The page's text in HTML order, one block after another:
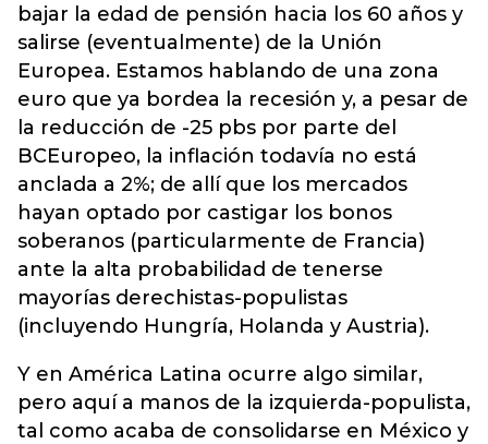
bajar la edad de pensión hacia los 60 años y
salirse (eventualmente) de la Unión
Europea. Estamos hablando de una zona
euro que ya bordea la recesión y, a pesar de
la reducción de -25 pbs por parte del
BCEuropeo, la inflación todavía no está
anclada a 2%; de allí que los mercados
hayan optado por castigar los bonos
soberanos (particularmente de Francia)
ante la alta probabilidad de tenerse
mayorías derechistas-populistas
(incluyendo Hungría, Holanda y Austria).
Y en América Latina ocurre algo similar,
pero aquí a manos de la izquierda-populista,
tal como acaba de consolidarse en México y